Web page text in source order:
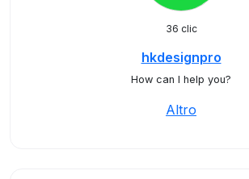
36 clic
hkdesignpro
How can I help you?
Altro